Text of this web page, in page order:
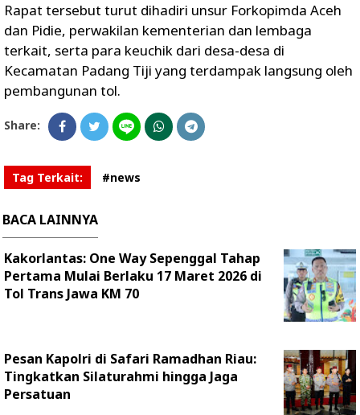
Rapat tersebut turut dihadiri unsur Forkopimda Aceh
dan Pidie, perwakilan kementerian dan lembaga
terkait, serta para keuchik dari desa-desa di
Kecamatan Padang Tiji yang terdampak langsung oleh
pembangunan tol.
Share:
Tag Terkait: #news
BACA LAINNYA
Kakorlantas: One Way Sepenggal Tahap
Pertama Mulai Berlaku 17 Maret 2026 di
Tol Trans Jawa KM 70
Pesan Kapolri di Safari Ramadhan Riau:
Tingkatkan Silaturahmi hingga Jaga
Persatuan